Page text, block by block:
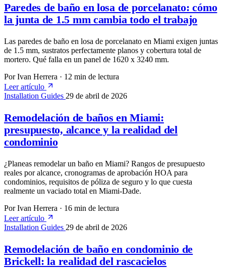
Paredes de baño en losa de porcelanato: cómo
la junta de 1.5 mm cambia todo el trabajo
Las paredes de baño en losa de porcelanato en Miami exigen juntas
de 1.5 mm, sustratos perfectamente planos y cobertura total de
mortero. Qué falla en un panel de 1620 x 3240 mm.
Por Ivan Herrera · 12 min de lectura
Leer artículo
Installation Guides 29 de abril de 2026
Remodelación de baños en Miami:
presupuesto, alcance y la realidad del
condominio
¿Planeas remodelar un baño en Miami? Rangos de presupuesto
reales por alcance, cronogramas de aprobación HOA para
condominios, requisitos de póliza de seguro y lo que cuesta
realmente un vaciado total en Miami-Dade.
Por Ivan Herrera · 16 min de lectura
Leer artículo
Installation Guides 29 de abril de 2026
Remodelación de baño en condominio de
Brickell: la realidad del rascacielos